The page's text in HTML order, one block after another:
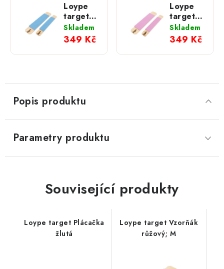
Loype
target
Vzorňák
modrý;
M
Skladem
349 Kč
Loype
target
Vzorňák
růžový;
M
Skladem
349 Kč
Popis produktu
Parametry produktu
Související produkty
Loype target Plácačka
žlutá
Loype target Vzorňák
růžový; M